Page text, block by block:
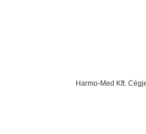
Harmo-Med Kft.